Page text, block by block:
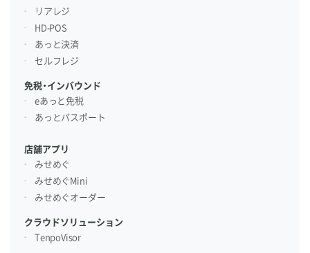
リアレジ
HD-POS
あっと決済
セルフレジ
免税・インバウンド
eあっと免税
あっとパスポート
店舗アプリ
みせめぐ
みせめぐMini
みせめぐオーダー
クラウドソリューション
TenpoVisor